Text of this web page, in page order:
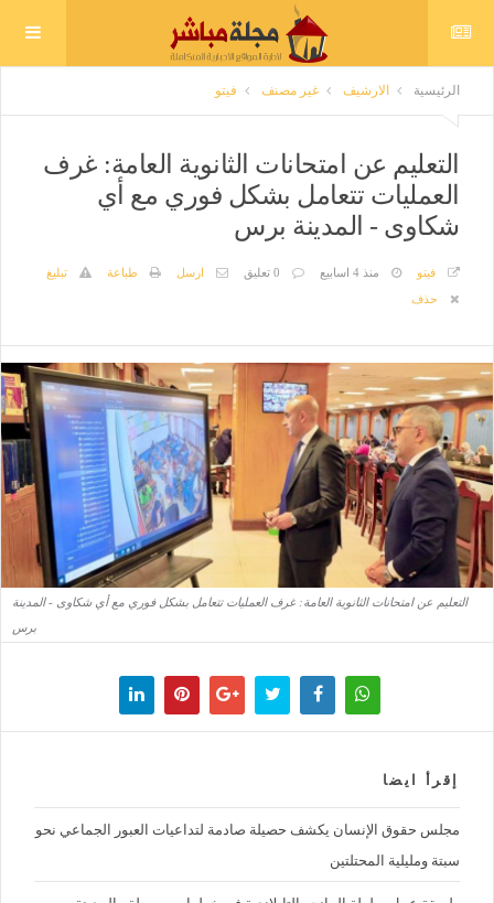
الرئيسية الارشيف غير مصنف فيتو
التعليم عن امتحانات الثانوية العامة: غرف
العمليات تتعامل بشكل فوري مع أي
شكاوى - المدينة برس
فيتو منذ 4 اسابيع 0 تعليق ارسل طباعة
تبليغ
حذف
التعليم عن امتحانات الثانوية العامة: غرف العمليات تتعامل بشكل فوري مع أي شكاوى - المدينة
برس
إقرأ ايضا
مجلس حقوق الإنسان يكشف حصيلة صادمة لتداعيات العبور الجماعي نحو
سبتة ومليلية المحتلتين